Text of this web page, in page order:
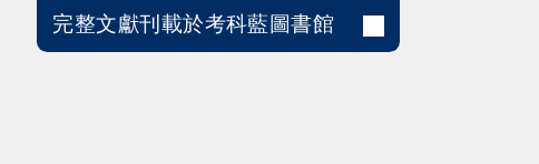
完整文獻刊載於考科藍圖書館